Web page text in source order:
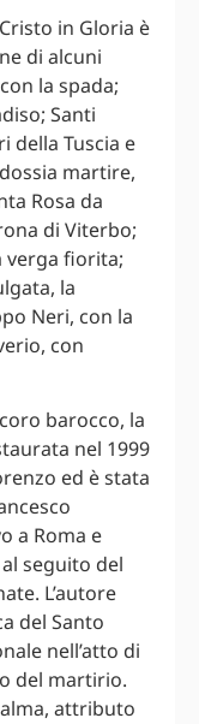
in Gloria è
di alcuni
la spada;
Santi
della Tuscia e
martire,
Rosa da
di Viterbo;
verga fiorita;
la
Neri, con la
con
barocco, la
nel 1999
ed è stata
a Roma e
seguito del
L’autore
del Santo
nell’atto di
del martirio.
attributo